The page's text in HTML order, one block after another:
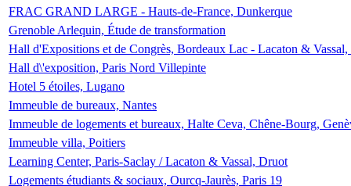
FRAC GRAND LARGE - Hauts-de-France, Dunkerque
Grenoble Arlequin, Étude de transformation
Hall d'Expositions et de Congrès, Bordeaux Lac - Lacaton &
Hall d\'exposition, Paris Nord Villepinte
Hotel 5 étoiles, Lugano
Immeuble de bureaux, Nantes
Immeuble de logements et bureaux, Halte Ceva, Chêne-Bourg,
Immeuble villa, Poitiers
Learning Center, Paris-Saclay / Lacaton & Vassal, Druot
Logements étudiants & sociaux, Ourcq-Jaurès, Paris 19